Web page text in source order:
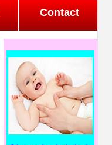
Contact